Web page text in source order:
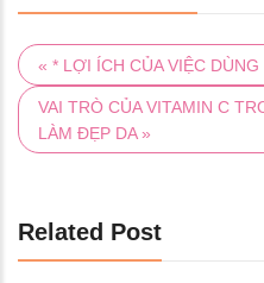
« * LỢI ÍCH CỦA VIỆC
VAI TRÒ CỦA VITAMIN C
LÀM ĐẸP DA »
Related Post